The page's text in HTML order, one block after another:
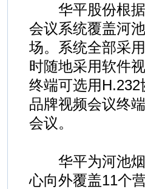
华平股份根据
会议系统覆盖河
场。系统全部采
时随地采用软件
终端可选用
品牌视频会议终
会议。
华平为河池烟
心向外覆盖11个